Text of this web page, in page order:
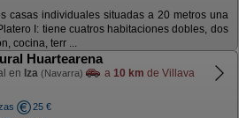
casas individuales situadas a 20 metros una
I: tiene cuatros habitaciones dobles, dos
cocina, terr ...
Huartearena
en Iza (Navarra) a 10 km de Villava
25 €